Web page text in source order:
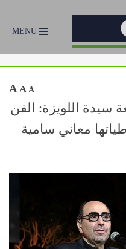
MENU
A A A
اللويزة: الفن
معاني سامية